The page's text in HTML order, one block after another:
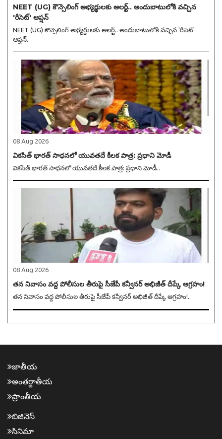
NEET (UG) కౌన్సెలింగ్ అభ్యర్థులకు అలర్ట్.. అందుబాటులోకి వచ్చిన
'రీసెట్' ఆప్షన్
NEET (UG) కౌన్సెలింగ్ అభ్యర్థులకు అలర్ట్.. అందుబాటులోకి వచ్చిన 'రీసెట్'
ఆప్షన్..
08 Aug 2026
వికసిత్ భారత్ సాధనలో యువతదే కీలక పాత్ర: ప్రధాని మోడీ
వికసిత్ భారత్ సాధనలో యువతదే కీలక పాత్ర: ప్రధాని మోడీ..
08 Aug 2026
తన నివాసం వద్ద పోలీసుల తీరుపై సీజేపీ కన్వీనర్ అభిజీత్ దీప్కే ఆగ్రహం!
తన నివాసం వద్ద పోలీసుల తీరుపై సీజేపీ కన్వీనర్ అభిజీత్ దీప్కే ఆగ్రహం!..
జాతీయ
అంత‌ర్జాతీయ
ప్రాంతీయ‌
బిజినెస్
సినిమా